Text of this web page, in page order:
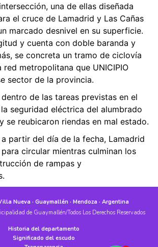
una de ellas diseñada
el cruce de Lamadrid y Las Cañas
marcado desnivel en su superficie.
y cuenta con doble baranda y
se concreta un tramo de ciclovía
metropolitana que UNICIPIO
sector de la provincia.
de las tareas previstas en el
seguridad eléctrica del alumbrado
se reubicaron riendas en mal estado.
partir del día de la fecha, Lamadrid
circular mientras culminan los
de rampas y
Nueva · Guaymallén · Mendoza · Argentina
de Guaymallén/Todos Los Derechos Reservados
Historia del departamento
Significado del escudo